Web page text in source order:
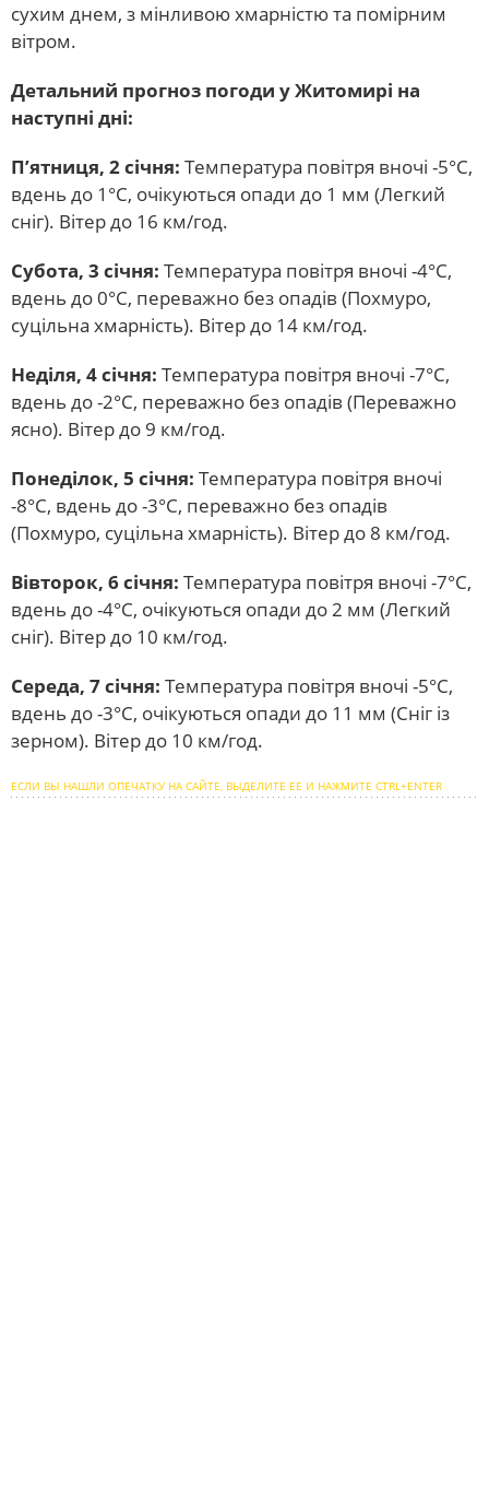
сухим днем, з мінливою хмарністю та помірним
вітром.
Детальний прогноз погоди у Житомирі на
наступні дні:
П’ятниця, 2 січня: Температура повітря вночі -5°C,
вдень до 1°C, очікуються опади до 1 мм (Легкий
сніг). Вітер до 16 км/год.
Субота, 3 січня: Температура повітря вночі -4°C,
вдень до 0°C, переважно без опадів (Похмуро,
суцільна хмарність). Вітер до 14 км/год.
Неділя, 4 січня: Температура повітря вночі -7°C,
вдень до -2°C, переважно без опадів (Переважно
ясно). Вітер до 9 км/год.
Понеділок, 5 січня: Температура повітря вночі
-8°C, вдень до -3°C, переважно без опадів
(Похмуро, суцільна хмарність). Вітер до 8 км/год.
Вівторок, 6 січня: Температура повітря вночі -7°C,
вдень до -4°C, очікуються опади до 2 мм (Легкий
сніг). Вітер до 10 км/год.
Середа, 7 січня: Температура повітря вночі -5°C,
вдень до -3°C, очікуються опади до 11 мм (Сніг із
зерном). Вітер до 10 км/год.
ЕСЛИ ВЫ НАШЛИ ОПЕЧАТКУ НА САЙТЕ, ВЫДЕЛИТЕ ЕЕ И НАЖМИТЕ CTRL+ENTER